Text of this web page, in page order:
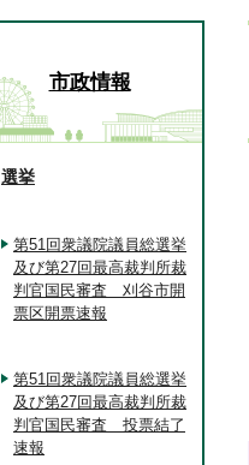
市政情報
選挙
第51回衆議院議員総選挙
及び第27回最高裁判所裁
判官国民審査 刈谷市開
票区開票速報
第51回衆議院議員総選挙
及び第27回最高裁判所裁
判官国民審査 投票結了
速報